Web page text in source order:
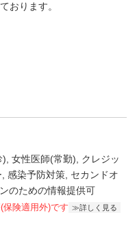
おります。
) 女性医師(常勤)
クレジッ
感染予防対策 セカンドオ
のための情報提供可
保険適用外)です 詳しく見る